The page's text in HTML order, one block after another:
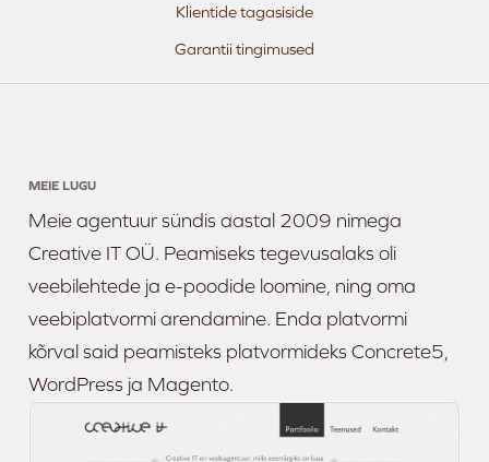
Klientide tagasiside
Garantii tingimused
MEIE LUGU
Meie agentuur sündis aastal 2009 nimega
Creative IT OÜ. Peamiseks tegevusalaks oli
veebilehtede ja e-poodide loomine, ning oma
veebiplatvormi arendamine. Enda platvormi
kõrval said peamisteks platvormideks Concrete5,
WordPress ja Magento.